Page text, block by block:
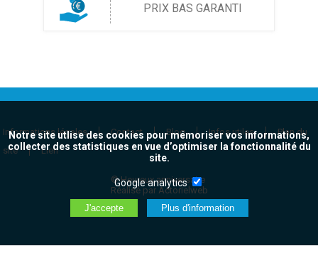
PRIX BAS GARANTI
Informations légales Contact Blog Infos utiles
Plan du
site
Lien
© Heureux anniversaire
Réalisé par Actorielweb
Notre site utlise des cookies pour mémoriser vos informations,
collecter des statistiques en vue d’optimiser la fonctionnalité du
site.
Google analytics